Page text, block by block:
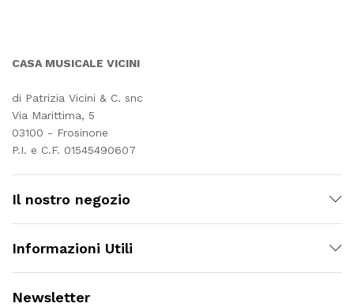
CASA MUSICALE VICINI
di Patrizia Vicini & C. snc
Via Marittima, 5
03100 - Frosinone
P.I. e C.F. 01545490607
Il nostro negozio
Informazioni Utili
Newsletter